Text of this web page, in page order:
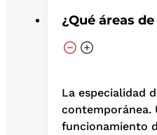
¿Qué áreas
La especialidad
contemporánea.
funcionamiento